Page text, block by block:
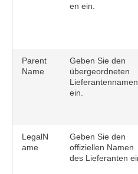
en ein.
Parent
Name
Geben Sie den
übergeordneten
Lieferantennamen
ein.
LegalN
ame
Geben Sie den
offiziellen Namen
des Lieferanten